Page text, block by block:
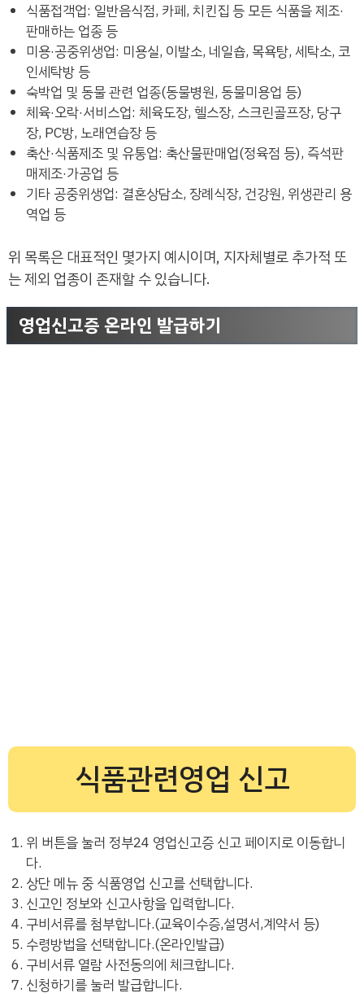
식품접객업: 일반음식점, 카페, 치킨집 등 모든 식품을 제조·
판매하는 업종 등
미용·공중위생업: 미용실, 이발소, 네일숍, 목욕탕, 세탁소, 코
인세탁방 등
숙박업 및 동물 관련 업종(동물병원, 동물미용업 등)
체육·오락·서비스업: 체육도장, 헬스장, 스크린골프장, 당구
장, PC방, 노래연습장 등
축산·식품제조 및 유통업: 축산물판매업(정육점 등), 즉석판
매제조·가공업 등
기타 공중위생업: 결혼상담소, 장례식장, 건강원, 위생관리 용
역업 등
위 목록은 대표적인 몇가지 예시이며, 지자체별로 추가적 또
는 제외 업종이 존재할 수 있습니다.
영업신고증 온라인 발급하기
식품관련영업 신고
위 버튼을 눌러 정부24 영업신고증 신고 페이지로 이동합니
다.
상단 메뉴 중 식품영업 신고를 선택합니다.
신고인 정보와 신고사항을 입력합니다.
구비서류를 첨부합니다.(교육이수증,설명서,계약서 등)
수령방법을 선택합니다.(온라인발급)
구비서류 열람 사전동의에 체크합니다.
신청하기를 눌러 발급합니다.